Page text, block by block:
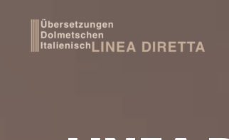
contenuto